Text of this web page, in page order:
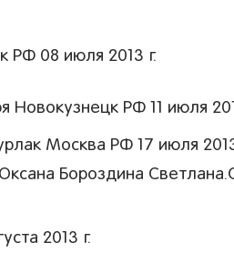
РФ 08 июля 2013 г.
Новокузнецк РФ 11 июля
Москва РФ 17 июля
Бороздина
2013 г.